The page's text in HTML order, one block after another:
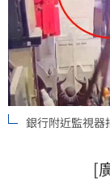
銀行附近監視器
[